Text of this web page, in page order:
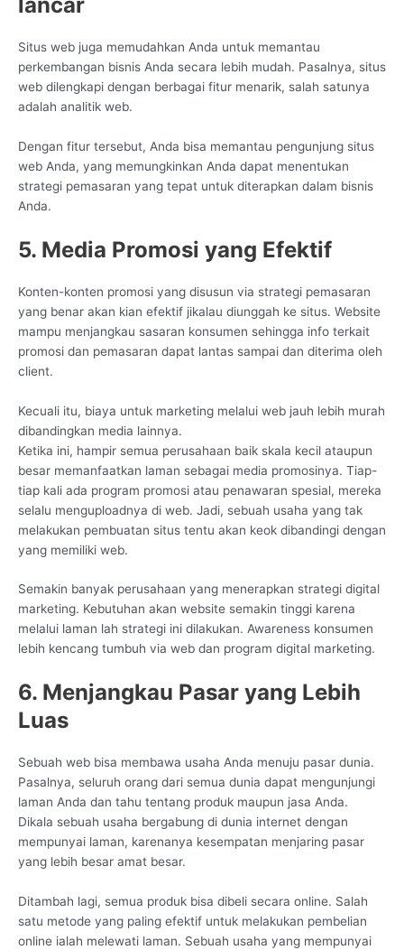
Situs web juga memudahkan Anda untuk memantau
perkembangan bisnis Anda secara lebih mudah. Pasalnya, situs
web dilengkapi dengan berbagai fitur menarik, salah satunya
adalah analitik web.
Dengan fitur tersebut, Anda bisa memantau pengunjung situs
web Anda, yang memungkinkan Anda dapat menentukan
strategi pemasaran yang tepat untuk diterapkan dalam bisnis
Anda.
5. Media Promosi yang Efektif
Konten-konten promosi yang disusun via strategi pemasaran
yang benar akan kian efektif jikalau diunggah ke situs. Website
mampu menjangkau sasaran konsumen sehingga info terkait
promosi dan pemasaran dapat lantas sampai dan diterima oleh
client.
Kecuali itu, biaya untuk marketing melalui web jauh lebih murah
dibandingkan media lainnya.
Ketika ini, hampir semua perusahaan baik skala kecil ataupun
besar memanfaatkan laman sebagai media promosinya. Tiap-
tiap kali ada program promosi atau penawaran spesial, mereka
selalu menguploadnya di web. Jadi, sebuah usaha yang tak
melakukan pembuatan situs tentu akan keok dibandingi dengan
yang memiliki web.
Semakin banyak perusahaan yang menerapkan strategi digital
marketing. Kebutuhan akan website semakin tinggi karena
melalui laman lah strategi ini dilakukan. Awareness konsumen
lebih kencang tumbuh via web dan program digital marketing.
6. Menjangkau Pasar yang Lebih
Luas
Sebuah web bisa membawa usaha Anda menuju pasar dunia.
Pasalnya, seluruh orang dari semua dunia dapat mengunjungi
laman Anda dan tahu tentang produk maupun jasa Anda.
Dikala sebuah usaha bergabung di dunia internet dengan
mempunyai laman, karenanya kesempatan menjaring pasar
yang lebih besar amat besar.
Ditambah lagi, semua produk bisa dibeli secara online. Salah
satu metode yang paling efektif untuk melakukan pembelian
online ialah melewati laman. Sebuah usaha yang mempunyai